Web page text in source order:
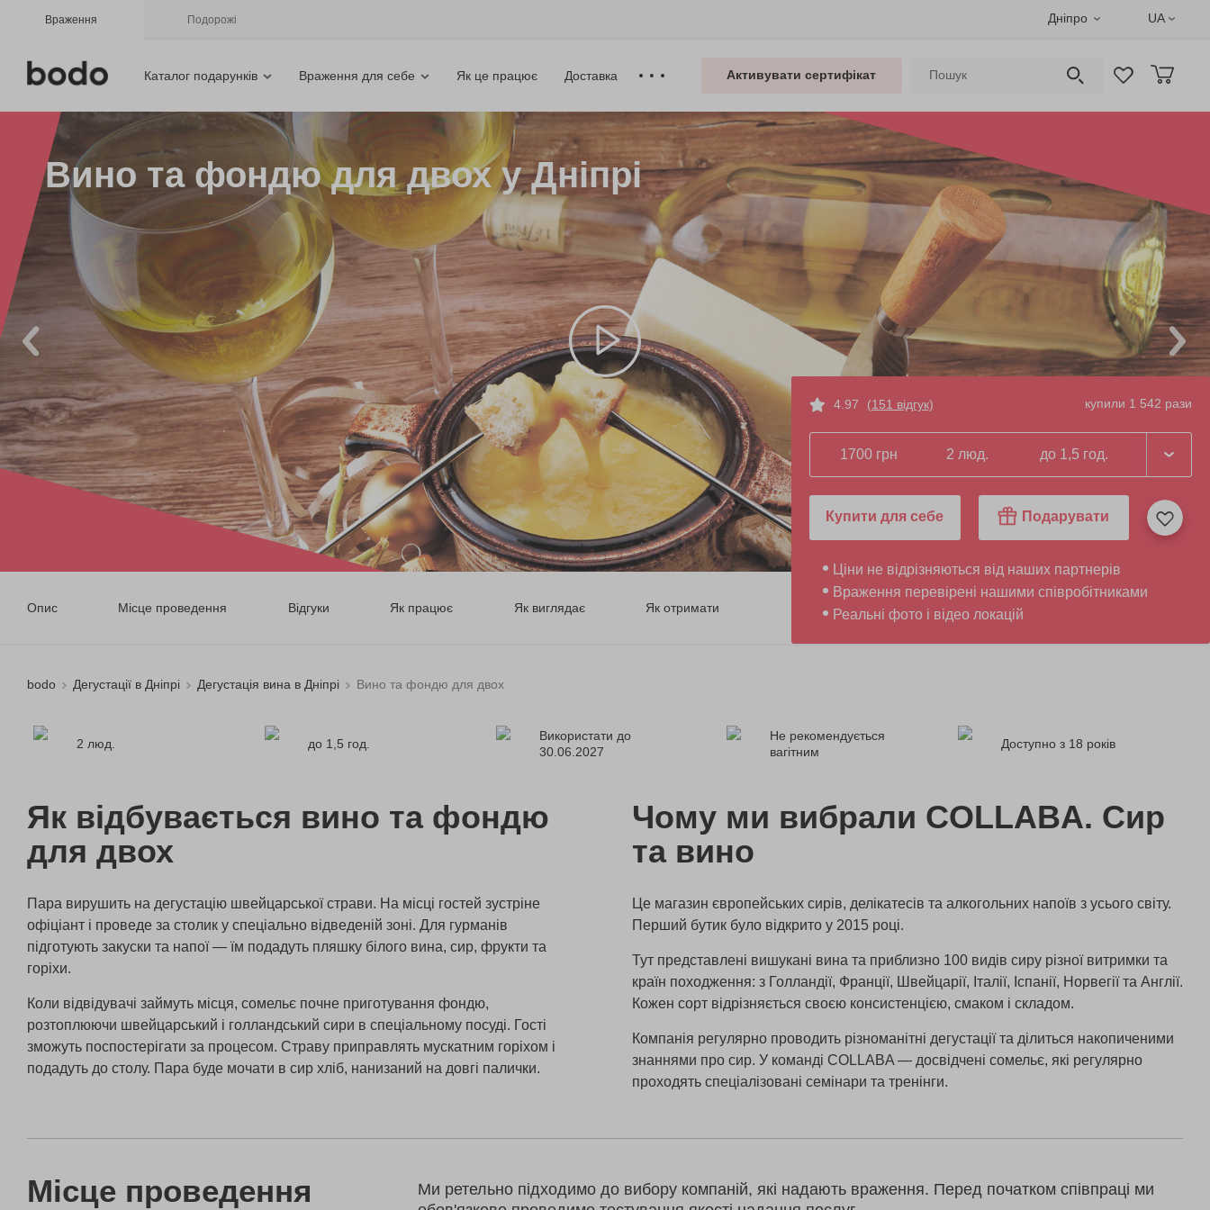
Враження Подорожі Дніпро UA
Каталог подарунків Враження для себе Як це працює Доставка Активувати сертифікат
Вино та фондю для двох у Дніпрі
Опис Місце проведення Відгуки Як працює Як виглядає Як отримати
4.97 (151 відгук) купили 1 542 рази
1700 грн 2 люд. до 1,5 год.
Купити для себе Подарувати
Ціни не відрізняються від наших партнерів
Враження перевірені нашими співробітниками
Реальні фото і відео локацій
bodo Дегустації в Дніпрі Дегустація вина в Дніпрі Вино та фондю для двох
2 люд. до 1,5 год.
Використати до
30.06.2027
Не рекомендується
вагітним
Доступно з 18 років
Як відбувається вино та фондю
для двох
Пара вирушить на дегустацію швейцарської страви. На місці гостей зустріне
офіціант і проведе за столик у спеціально відведеній зоні. Для гурманів
підготують закуски та напої — їм подадуть пляшку білого вина, сир, фрукти та
горіхи.
Коли відвідувачі займуть місця, сомельє почне приготування фондю,
розтоплюючи швейцарський і голландський сири в спеціальному посуді. Гості
зможуть поспостерігати за процесом. Страву приправлять мускатним горіхом і
подадуть до столу. Пара буде мочати в сир хліб, нанизаний на довгі палички.
Чому ми вибрали COLLABA. Сир
та вино
Це магазин європейських сирів, делікатесів та алкогольних напоїв з усього світу.
Перший бутик було відкрито у 2015 році.
Тут представлені вишукані вина та приблизно 100 видів сиру різної витримки та
країн походження: з Голландії, Франції, Швейцарії, Італії, Іспанії, Норвегії та Англії.
Кожен сорт відрізняється своєю консистенцією, смаком і складом.
Компанія регулярно проводить різноманітні дегустації та ділиться накопиченими
знаннями про сир. У команді COLLABA — досвідчені сомельє, які регулярно
проходять спеціалізовані семінари та тренінги.
Місце проведення
Ми ретельно підходимо до вибору компаній, які надають враження. Перед початком співпраці ми